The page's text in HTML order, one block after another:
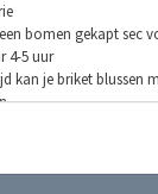
bomen gekapt sec
4-5 uur
kan je briket blussen